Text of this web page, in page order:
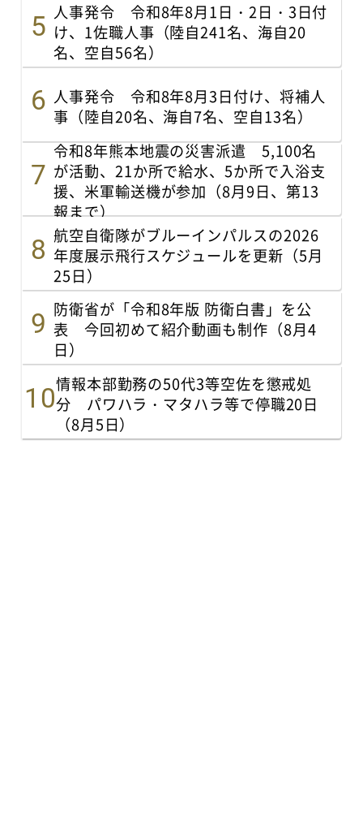
人事発令 令和8年8月1日・2日・3日付
け、1佐職人事（陸自241名、海自20
名、空自56名）
人事発令 令和8年8月3日付け、将補人
事（陸自20名、海自7名、空自13名）
令和8年熊本地震の災害派遣 5,100名
が活動、21か所で給水、5か所で入浴支
援、米軍輸送機が参加（8月9日、第13
報まで）
航空自衛隊がブルーインパルスの2026
年度展示飛行スケジュールを更新（5月
25日）
防衛省が「令和8年版 防衛白書」を公
表 今回初めて紹介動画も制作（8月4
日）
情報本部勤務の50代3等空佐を懲戒処
分 パワハラ・マタハラ等で停職20日
（8月5日）